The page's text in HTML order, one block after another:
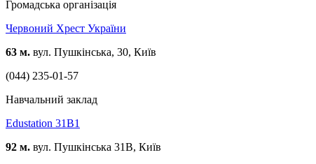
Громадська організація
Червоний Хрест України
63 м. вул. Пушкінська, 30, Київ
(044) 235-01-57
Навчальний заклад
Edustation 31B1
92 м. вул. Пушкінська 31В, Київ